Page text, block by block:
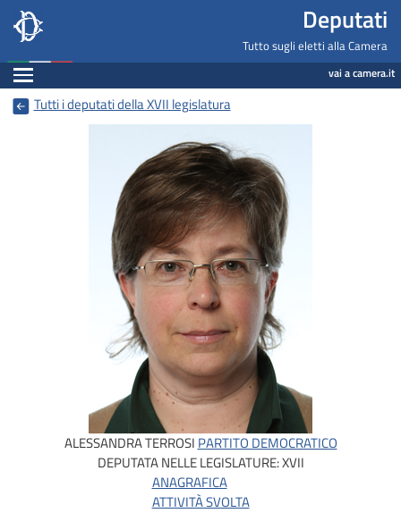
Deputati, Camera dei Deputati -
Salta al contenuto principale
Salta al menu di navigazione Deputati
Tutto sugli eletti alla Camera
Espandi vai a camera.it
Tutti i deputati della XVII legislatura
ALESSANDRA TERROSI PARTITO DEMOCRATICO
DEPUTATA NELLE LEGISLATURE:XVII
ANAGRAFICA
ATTIVITÀ SVOLTA
Navigazione pagine di servizio
Fine pagina
Salta al contenuto principale
Salta al menu di navigazione
Vai a inizio pagina